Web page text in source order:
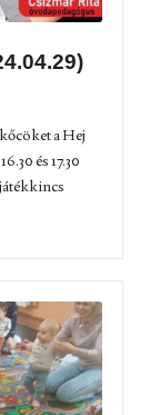
a Hej
és 17.30